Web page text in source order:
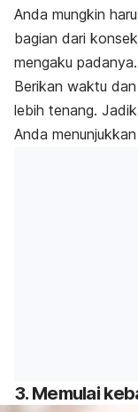
Anda mungkin
bagian dari
mengaku padanya.
Berikan waktu
lebih tenang.
Anda
3. Memulai